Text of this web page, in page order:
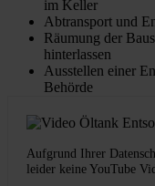
im Keller
Abtransport und
Räumung der
hinterlassen
Ausstellen einer
Behörde
Aufgrund Ihrer
leider keine YouTube